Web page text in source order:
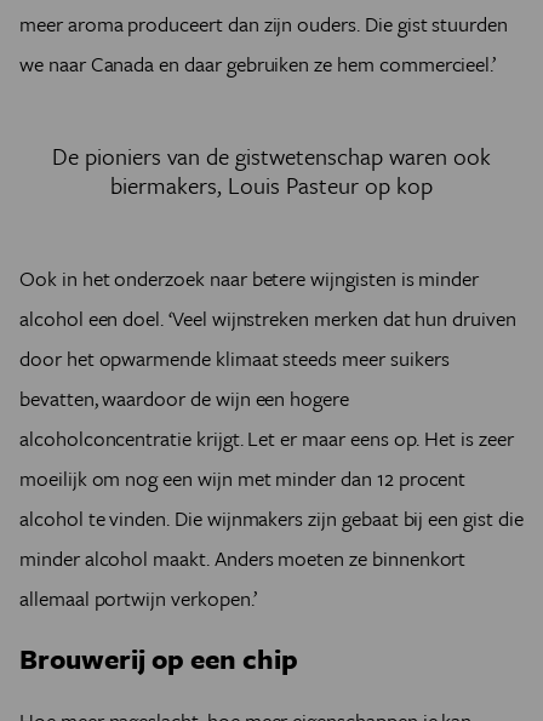
meer aroma produceert dan zijn ouders. Die gist stuurden
we naar Canada en daar gebruiken ze hem commercieel.’
De pioniers van de gistwetenschap waren ook
biermakers, Louis Pasteur op kop
Ook in het onderzoek naar betere wijngisten is minder
alcohol een doel. ‘Veel wijnstreken merken dat hun druiven
door het opwarmende klimaat steeds meer suikers
bevatten, waardoor de wijn een hogere
alcoholconcentratie krijgt. Let er maar eens op. Het is zeer
moeilijk om nog een wijn met minder dan 12 procent
alcohol te vinden. Die wijnmakers zijn gebaat bij een gist die
minder alcohol maakt. Anders moeten ze binnenkort
allemaal portwijn verkopen.’
Brouwerij op een chip